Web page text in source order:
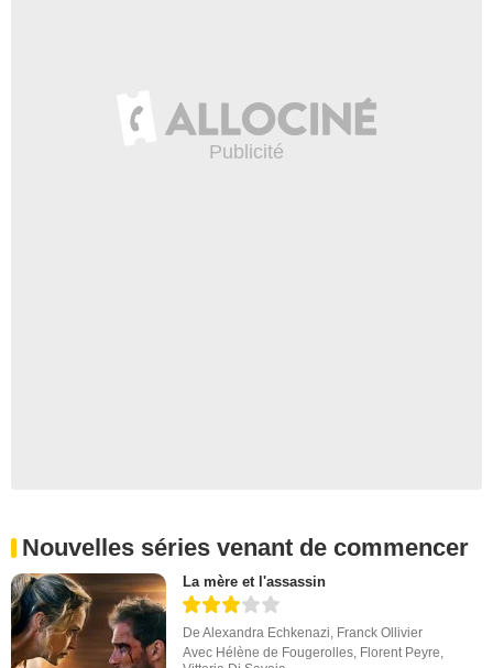
Nouvelles séries venant de commencer
La mère et l'assassin
DeAlexandra Echkenazi, Franck Ollivier
Avec Hélène de Fougerolles, Florent Peyre,